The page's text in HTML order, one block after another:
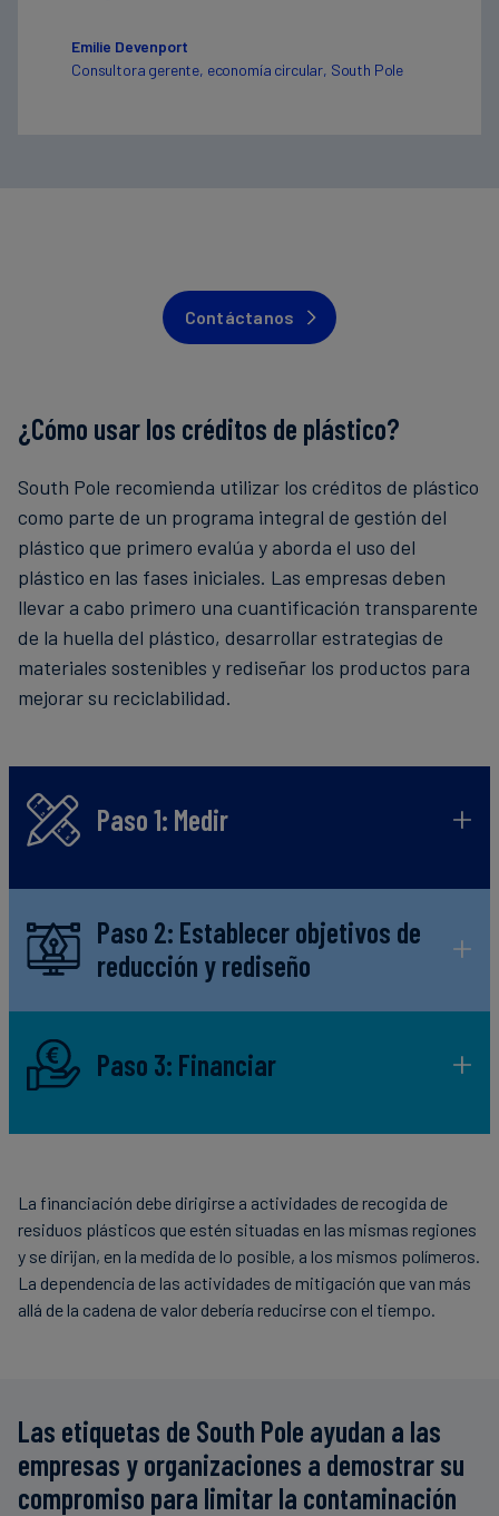
Emilie Devenport
Consultora gerente, economía circular, South Pole
Contáctanos
¿Cómo usar los créditos de plástico?
South Pole recomienda utilizar los créditos de plástico
como parte de un programa integral de gestión del
plástico que primero evalúa y aborda el uso del
plástico en las fases iniciales. Las empresas deben
llevar a cabo primero una cuantificación transparente
de la huella del plástico, desarrollar estrategias de
materiales sostenibles y rediseñar los productos para
mejorar su reciclabilidad.
Paso 1: Medir
Paso 2: Establecer objetivos de
reducción y rediseño
Paso 3: Financiar
La financiación debe dirigirse a actividades de recogida de
residuos plásticos que estén situadas en las mismas regiones
y se dirijan, en la medida de lo posible, a los mismos polímeros.
La dependencia de las actividades de mitigación que van más
allá de la cadena de valor debería reducirse con el tiempo.
Las etiquetas de South Pole ayudan a las
empresas y organizaciones a demostrar su
compromiso para limitar la contaminación